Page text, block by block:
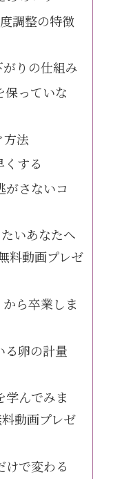
調整の特徴
りの仕組み
保っていな
方法
くする
がさないコ
いあなたへ
料動画プレゼ
から卒業しま
る卵の計量
学んでみま
動画プレゼ
けで変わる